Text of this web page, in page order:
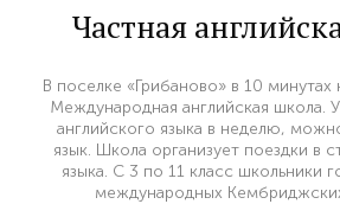
Частная
В поселке «Грибаново» в 10
Международная английская школа.
английского языка в неделю,
язык. Школа организует поездки в
языка. С 3 по 11 класс школьники
международных